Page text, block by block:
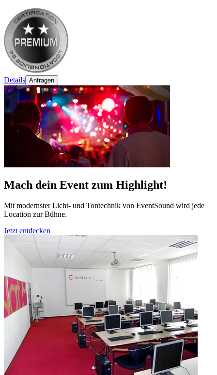
Details Anfragen
Mach dein Event zum Highlight!
Mit modernster Licht- und Tontechnik von EventSound wird jede
Location zur Bühne.
Jetzt entdecken